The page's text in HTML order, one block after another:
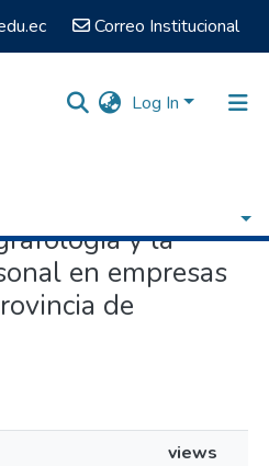
Correo Institucional
Log In
y la
en empresas
de
views